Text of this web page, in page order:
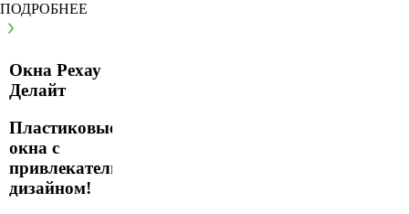
ПОДРОБНЕЕ
Окна Рехау
Делайт
Пластиковые
окна с
привлекательным
дизайном!